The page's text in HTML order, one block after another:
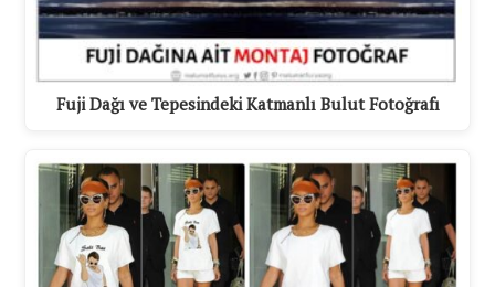
Fuji Dağı ve Tepesindeki Katmanlı Bulut Fotoğrafı